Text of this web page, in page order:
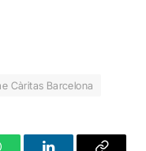
Càritas Barcelona